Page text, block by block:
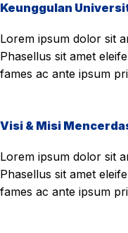
Keunggulan
Lorem ipsum dolor sit
Phasellus sit amet
fames ac ante ipsum
Visi & Misi
Lorem ipsum dolor sit
Phasellus sit amet
fames ac ante ipsum